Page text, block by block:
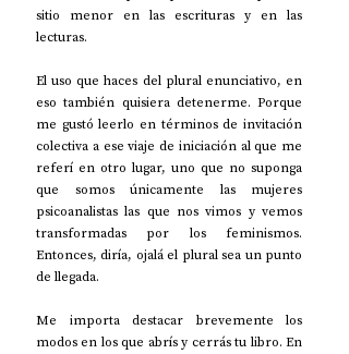
sitio menor en las escrituras y en las
lecturas.
El uso que haces del plural enunciativo, en
eso también quisiera detenerme. Porque
me gustó leerlo en términos de invitación
colectiva a ese viaje de iniciación al que me
referí en otro lugar, uno que no suponga
que somos únicamente las mujeres
psicoanalistas las que nos vimos y vemos
transformadas por los feminismos.
Entonces, diría, ojalá el plural sea un punto
de llegada.
Me importa destacar brevemente los
modos en los que abrís y cerrás tu libro. En